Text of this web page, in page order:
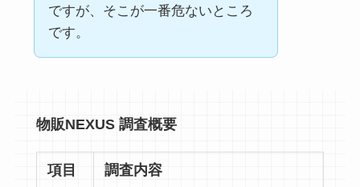
ですが、そこが一番危ないところ
です。
物販NEXUS 調査概要
項目 調査内容